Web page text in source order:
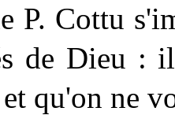
P. Cottu
de Dieu :
qu'on ne